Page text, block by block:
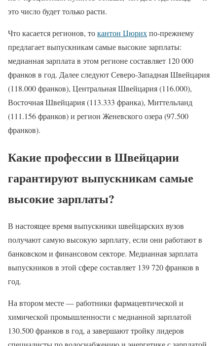
это число будет только расти.
Что касается регионов, токантон Цюрихпо-прежнему
предлагает выпускникам самые высокие зарплаты:
медианная зарплата в этом регионе составляет 120 000
франков в год. Далее следуют Северо-Западная Швейцария
(118.000 франков), Центральная Швейцария (116.000),
Восточная Швейцария (113.333 франка), Миттельланд
(111.156 франков) и регион Женевского озера (97.500
франков).
Какие профессии в Швейцарии
гарантируют выпускникам самые
высокие зарплаты?
В настоящее время выпускники швейцарских вузов
получают самую высокую зарплату, если они работают в
банковском и финансовом секторе. Медианная зарплата
выпускников в этой сфере составляет 139 720 франков в
год.
На втором месте — работники фармацевтической и
химической промышленности с медианной зарплатой
130.500 франков в год, а завершают тройку лидеров